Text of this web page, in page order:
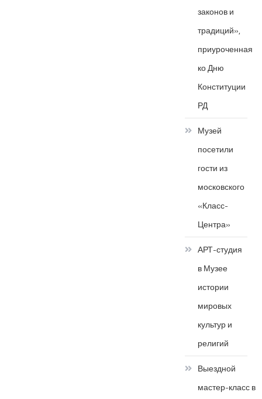
законов и
традиций»,
приуроченная
ко Дню
Конституции
РД
Музей
посетили
гости из
московского
«Класс-
Центра»
АРТ-студия
в Музее
истории
мировых
культур и
религий
Выездной
мастер-класс в